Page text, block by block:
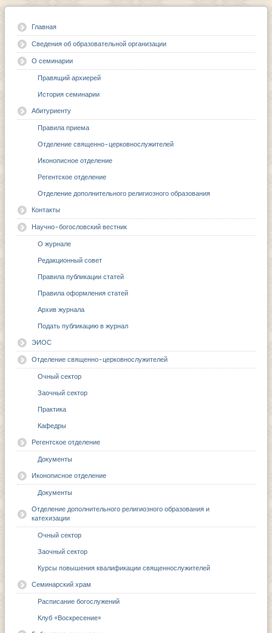
Главная
Сведения об образовательной организации
О семинарии
Правящий архиерей
История семинарии
Абитуриенту
Правила приема
Отделение священно-церковнослужителей
Иконописное отделение
Регентское отделение
Отделение дополнительного религиозного образования
Контакты
Научно-богословский вестник
О журнале
Редакционный совет
Правила публикации статей
Правила оформления статей
Архив журнала
Подать публикацию в журнал
ЭИОС
Отделение священно-церковнослужителей
Очный сектор
Заочный сектор
Практика
Кафедры
Регентское отделение
Документы
Иконописное отделение
Документы
Отделение дополнительного религиозного образования и
катехизации
Очный сектор
Заочный сектор
Курсы повышения квалификации священнослужителей
Семинарский храм
Расписание богослужений
Клуб «Воскресение»